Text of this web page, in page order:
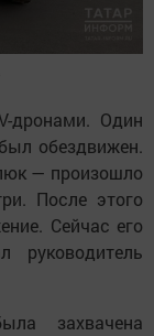
дронами. Один
обездвижен.
— произошло
После этого
Сейчас его
руководитель
захвачена